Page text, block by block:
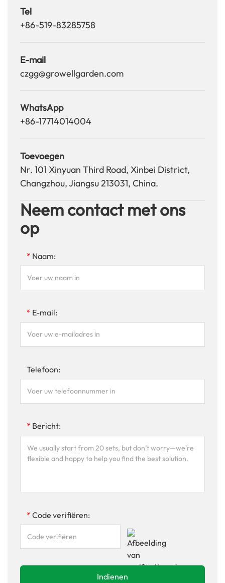
Tel
+86-519-83285758
E-mail
czgg@growellgarden.com
WhatsApp
+86-17714014004
Toevoegen
Nr. 101 Xinyuan Third Road, Xinbei District,
Changzhou, Jiangsu 213031, China.
Neem contact met ons
op
* Naam:
* E-mail:
Telefoon:
* Bericht:
* Code verifiëren:
Indienen